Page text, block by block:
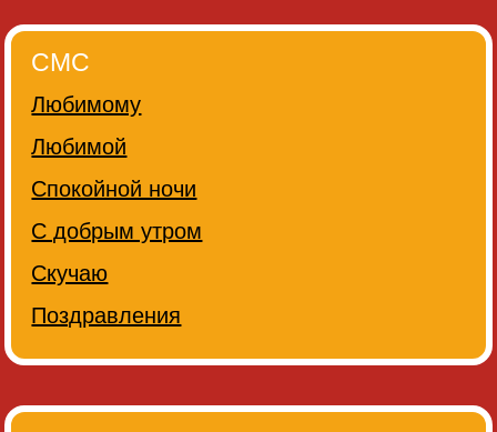
СМС
Любимому
Любимой
Спокойной ночи
С добрым утром
Скучаю
Поздравления